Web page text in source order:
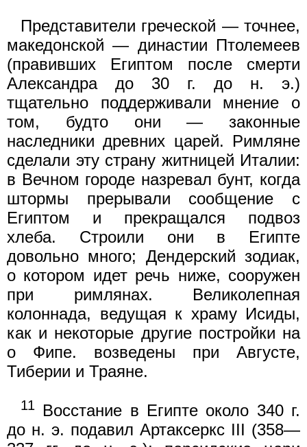
Представители греческой — точнее,
македонской — династии Птолемеев
(правивших Египтом после смерти
Александра до 30 г. до н. э.)
тщательно поддерживали мнение о
том, будто они — законные
наследники древних царей. Римляне
сделали эту страну житницей Италии:
в Вечном городе назревал бунт, когда
штормы прерывали сообщение с
Египтом и прекращался подвоз
хлеба. Строили они в Египте
довольно много; Дендерский зодиак,
о котором идет речь ниже, сооружен
при римлянах. Великолепная
колоннада, ведущая к храму Исиды,
как и некоторые другие постройки на
о Фипе. возведены при Августе,
Тиберии и Траяне.
11
Восстание в Египте около 340 г.
до н. э. подавил Артаксеркс III (358—